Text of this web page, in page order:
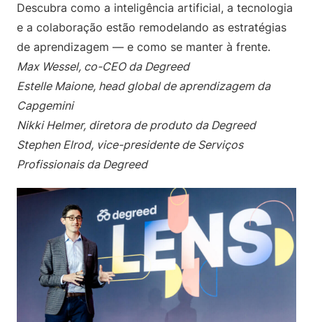
Descubra como a inteligência artificial, a tecnologia
e a colaboração estão remodelando as estratégias
de aprendizagem — e como se manter à frente.
Max Wessel, co-CEO da Degreed
Estelle Maione, head global de aprendizagem da
Capgemini
Nikki Helmer, diretora de produto da Degreed
Stephen Elrod, vice-presidente de Serviços
Profissionais da Degreed